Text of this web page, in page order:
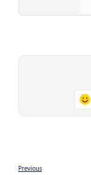
Previous